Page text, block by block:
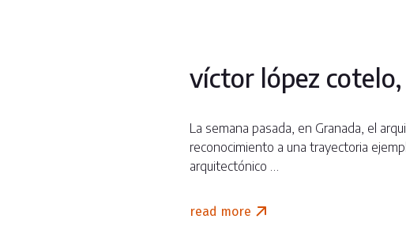
víctor lópez
La semana pasada, en Granada, el
reconocimiento a una trayectoria
arquitectónico …
read more